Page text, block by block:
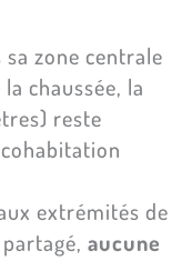
zone centrale
chaussée, la
reste
extrémités de
aucune